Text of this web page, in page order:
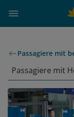
Passagiere mit
Passagiere mit